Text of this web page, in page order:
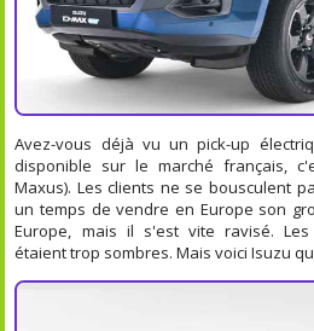
Avez-vous déjà vu un pick-up
disponible sur le marché français,
Maxus). Les clients ne se bousculent
un temps de vendre en Europe son
Europe, mais il s'est vite ravisé. Les
étaient trop sombres. Mais voici Isuzu